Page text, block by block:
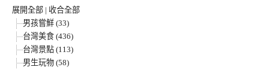
展開全部 | 收合全部
男孩嘗鮮 (33)
台灣美食 (436)
台灣景點 (113)
男生玩物 (58)